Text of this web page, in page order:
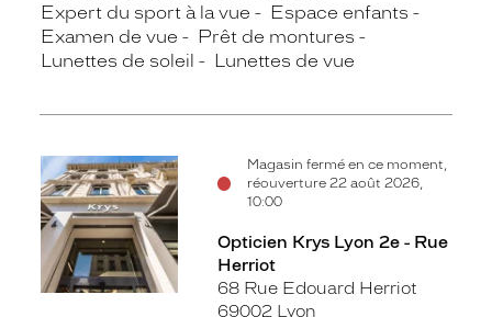
Expert du sport à la vue
Espace enfants
Examen de vue
Prêt de montures
Lunettes de soleil
Lunettes de vue
Magasin fermé en ce moment,
réouverture 22 août 2026,
10:00
Opticien Krys Lyon 2e - Rue
Herriot
68 Rue Edouard Herriot
69002 Lyon